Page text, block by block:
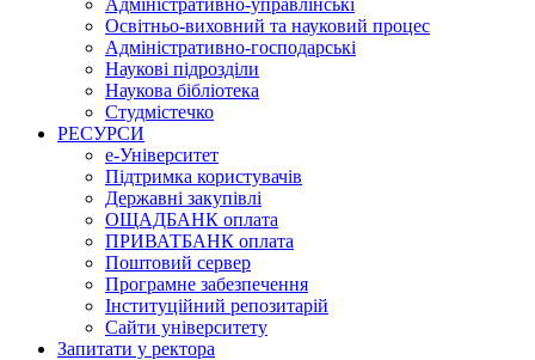
Освітньо-виховний та науковий процес
Адміністративно-господарські
Наукові підрозділи
Наукова бібліотека
Студмістечко
РЕСУРСИ
е-Університет
Підтримка користувачів
Державні закупівлі
ОЩАДБАНК оплата
ПРИВАТБАНК оплата
Поштовий сервер
Програмне забезпечення
Інституційний репозитарій
Сайти університету
Запитати у ректора